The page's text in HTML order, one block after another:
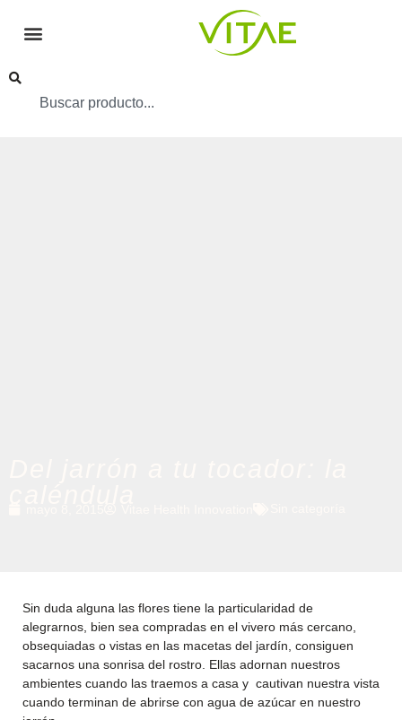
Sin duda alguna las flores tiene la particularidad de
alegrarnos, bien sea compradas en el vivero más cercano,
obsequiadas o vistas en las macetas del jardín, consiguen
sacarnos una sonrisa del rostro. Ellas adornan nuestros
ambientes cuando las traemos a casa y cautivan nuestra vista
cuando terminan de abrirse con agua de azúcar en nuestro